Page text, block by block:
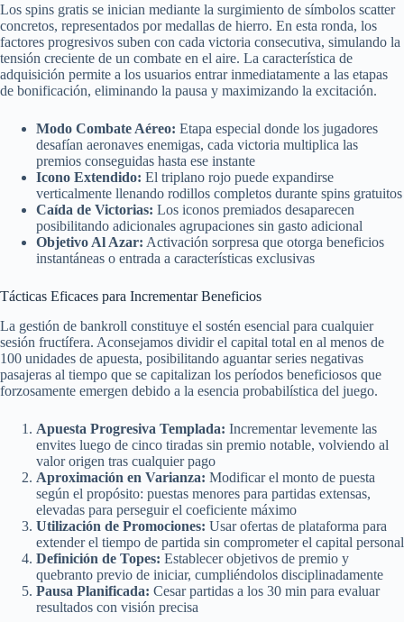
Los spins gratis se inician mediante la surgimiento de símbolos scatter
concretos, representados por medallas de hierro. En esta ronda, los
factores progresivos suben con cada victoria consecutiva, simulando la
tensión creciente de un combate en el aire. La característica de
adquisición permite a los usuarios entrar inmediatamente a las etapas
de bonificación, eliminando la pausa y maximizando la excitación.
Modo Combate Aéreo: Etapa especial donde los jugadores
desafían aeronaves enemigas, cada victoria multiplica las
premios conseguidas hasta ese instante
Icono Extendido: El triplano rojo puede expandirse
verticalmente llenando rodillos completos durante spins gratuitos
Caída de Victorias: Los iconos premiados desaparecen
posibilitando adicionales agrupaciones sin gasto adicional
Objetivo Al Azar: Activación sorpresa que otorga beneficios
instantáneas o entrada a características exclusivas
Tácticas Eficaces para Incrementar Beneficios
La gestión de bankroll constituye el sostén esencial para cualquier
sesión fructífera. Aconsejamos dividir el capital total en al menos de
100 unidades de apuesta, posibilitando aguantar series negativas
pasajeras al tiempo que se capitalizan los períodos beneficiosos que
forzosamente emergen debido a la esencia probabilística del juego.
Apuesta Progresiva Templada: Incrementar levemente las
envites luego de cinco tiradas sin premio notable, volviendo al
valor origen tras cualquier pago
Aproximación en Varianza: Modificar el monto de puesta
según el propósito: puestas menores para partidas extensas,
elevadas para perseguir el coeficiente máximo
Utilización de Promociones: Usar ofertas de plataforma para
extender el tiempo de partida sin comprometer el capital personal
Definición de Topes: Establecer objetivos de premio y
quebranto previo de iniciar, cumpliéndolos disciplinadamente
Pausa Planificada: Cesar partidas a los 30 min para evaluar
resultados con visión precisa